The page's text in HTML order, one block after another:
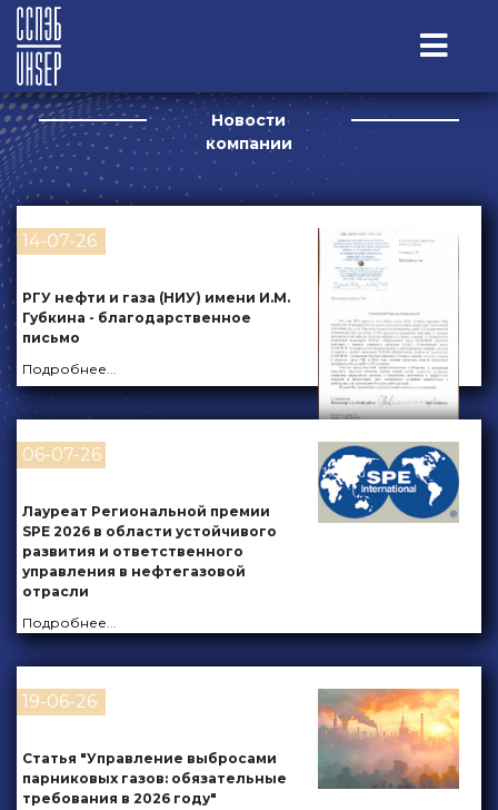
Новости
компании
14-07-26
РГУ нефти и газа (НИУ) имени И.М.
Губкина - благодарственное
письмо
Подробнее...
06-07-26
Лауреат Региональной премии
SPE 2026 в области устойчивого
развития и ответственного
управления в нефтегазовой
отрасли
Подробнее...
19-06-26
Статья "Управление выбросами
парниковых газов: обязательные
требования в 2026 году"